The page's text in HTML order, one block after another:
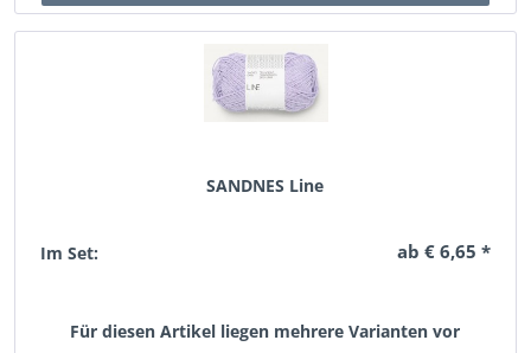
SANDNES Line
Im Set: ab € 6,65 *
Für diesen Artikel liegen mehrere Varianten vor